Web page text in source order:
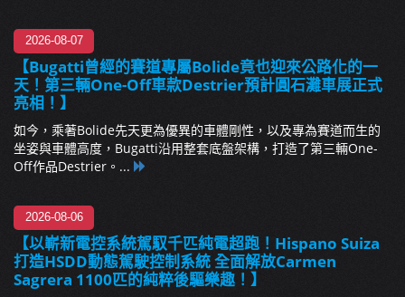
2026-08-07
【Bugatti曾經的賽道專屬Bolide竟也迎來公路化的一
天！第三輛One-Off車款Destrier預計圓石灘車展正式
亮相！】
如今，乘著Bolide先天更為優異的車體剛性，以及專為賽道而生的
坐姿與車體高度，Bugatti沿用整套底盤架構，打造了第三輛One-
Off作品Destrier。...
2026-08-06
【以嶄新電控系統駕馭千匹純電超跑！Hispano Suiza
打造HSDD動態駕駛控制系統 全面解放Carmen
Sagrera 1100匹的純粹後驅樂趣！】